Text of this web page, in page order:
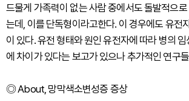
드물게 가족력이 없는 사람 중에서도 돌발적으
는데, 이를 단독형이라고한다. 이 경우에도 유전
이 있다. 유전 형태와 원인 유전자에 따라 병의
에 차이가 있다는 보고가 있으나 추가적인 연구
◎ About, 망막색소변성증 증상